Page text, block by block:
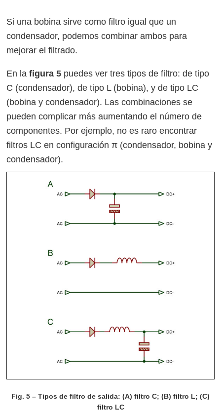
Si una bobina sirve como filtro igual que un
condensador, podemos combinar ambos para
mejorar el filtrado.
En lafigura 5 puedes ver tres tipos de filtro: de tipo
C (condensador), de tipo L (bobina), y de tipo LC
(bobina y condensador). Las combinaciones se
pueden complicar más aumentando el número de
componentes. Por ejemplo, no es raro encontrar
filtros LC en configuración π (condensador, bobina y
condensador).
Fig. 5 – Tipos de filtro de salida: (A) filtro C; (B) filtro L; (C)
filtro LC